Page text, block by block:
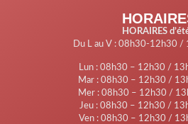
HORAIRES
Du L au V : 08h30-12h30
Lun : 08h30 – 12h30 /
Mar : 08h30 – 12h30 /
Mer : 08h30 – 12h30 /
Jeu : 08h30 – 12h30 /
Ven : 08h30 – 12h30 /